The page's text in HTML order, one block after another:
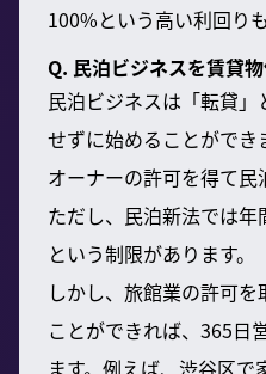
100%という高い利回り
Q. 民泊ビジネスを賃貸
民泊ビジネスは「転貸
せずに始めることができ
オーナーの許可を得て民
ただし、民泊新法では
という制限があります。
しかし、旅館業の許可
ことができれば、365日
ます。例えば、渋谷区